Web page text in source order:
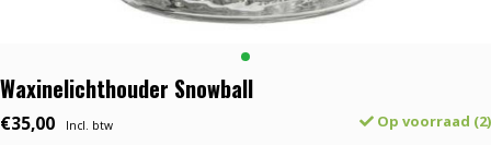
Waxinelichthouder Snowball
€35,00 Incl. btw Op voorraad (2)